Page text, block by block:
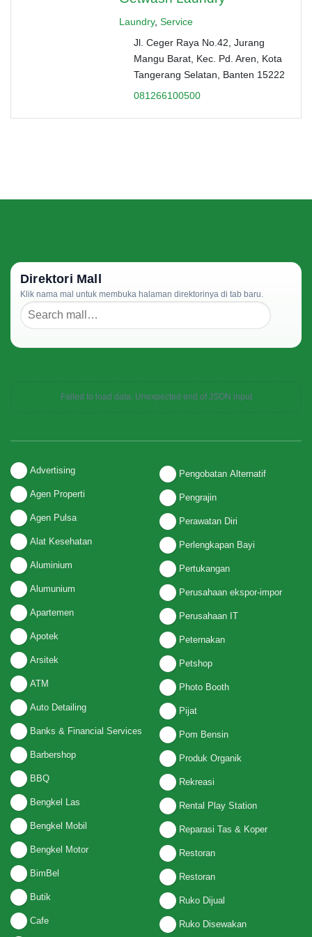
Laundry, Service
Jl. Ceger Raya No.42, Jurang
Mangu Barat, Kec. Pd. Aren, Kota
Tangerang Selatan, Banten 15222
081266100500
Direktori Mall
Klik nama mal untuk membuka halaman direktorinya di tab baru.
Failed to load data: Unexpected end of JSON input
Advertising
Agen Properti
Agen Pulsa
Alat Kesehatan
Aluminium
Alumunium
Apartemen
Apotek
Arsitek
ATM
Auto Detailing
Banks & Financial Services
Barbershop
BBQ
Bengkel Las
Bengkel Mobil
Bengkel Motor
BimBel
Butik
Cafe
Pengobatan Alternatif
Pengrajin
Perawatan Diri
Perlengkapan Bayi
Pertukangan
Perusahaan ekspor-impor
Perusahaan IT
Peternakan
Petshop
Photo Booth
Pijat
Pom Bensin
Produk Organik
Rekreasi
Rental Play Station
Reparasi Tas & Koper
Restoran
Restoran
Ruko Dijual
Ruko Disewakan